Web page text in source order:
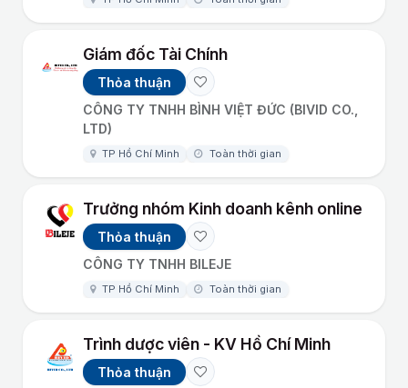
Giám đốc Tài Chính
Thỏa thuận
CÔNG TY TNHH BÌNH VIỆT ĐỨC (BIVID CO.,
LTD)
TP Hồ Chí Minh Toàn thời gian
Trưởng nhóm Kinh doanh kênh online
Thỏa thuận
CÔNG TY TNHH BILEJE
TP Hồ Chí Minh Toàn thời gian
Trình dược viên - KV Hồ Chí Minh
Thỏa thuận